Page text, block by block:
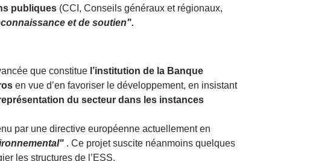
publiques (CCI, Conseils généraux et régionaux,
et de soutien".
que constitue l’institution de la Banque
en vue d’en favoriser le développement, en insistant
du secteur dans les instances
par une directive européenne actuellement en
. Ce projet suscite néanmoins quelques
les structures de l’ESS.